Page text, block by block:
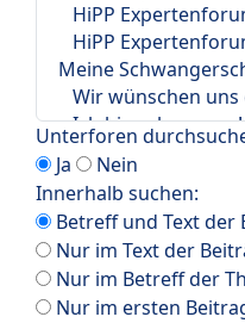
Unterforen
Ja
Nein
Innerhalb suchen:
Betreff und Text der
Nur im Text der
Nur im Betreff der
Nur im ersten